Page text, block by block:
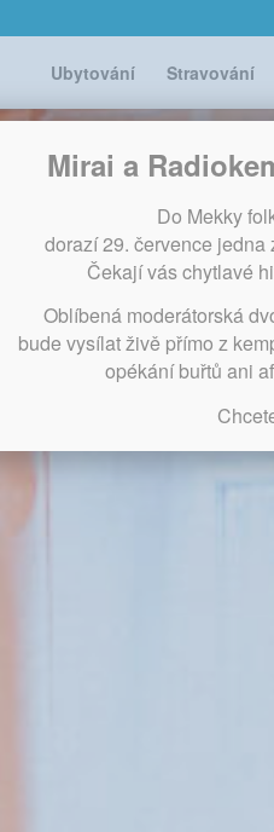
Ubytování Stravování
Mirai a
Do Mekky
dorazí 29. července
Čekají vás chytlavé
Oblíbená moderátorská
bude vysílat živě přímo z
opékání buřtů ani